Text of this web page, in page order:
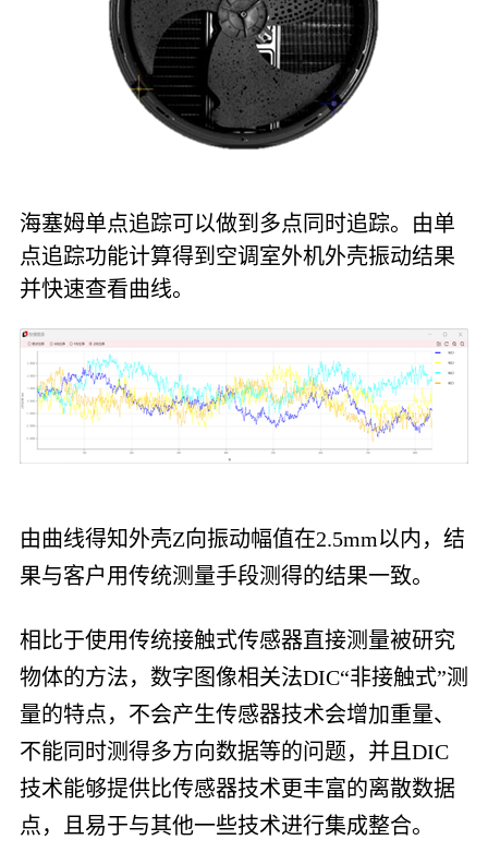
海塞姆单点追踪可以做到多点同时追踪。由单
点追踪功能计算得到空调室外机外壳振动结果
并快速查看曲线。
由曲线得知外壳Z向振动幅值在2.5mm以内，结
果与客户用传统测量手段测得的结果一致。
相比于使用传统接触式传感器直接测量被研究
物体的方法，数字图像相关法DIC“非接触式”测
量的特点，不会产生传感器技术会增加重量、
不能同时测得多方向数据等的问题，并且DIC
技术能够提供比传感器技术更丰富的离散数据
点，且易于与其他一些技术进行集成整合。